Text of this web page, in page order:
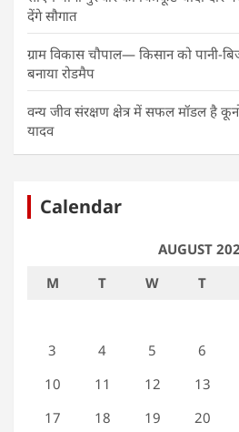
देंगे सौगात
ग्राम विकास चौपाल— किसान को पानी-
बनाया रोडमैप
वन्य जीव संरक्षण क्षेत्र में सफल मॉडल है
यादव
Calendar
AUGUST
M
T W T
3
4 5 6
10
11 12 13
17
18 19 20